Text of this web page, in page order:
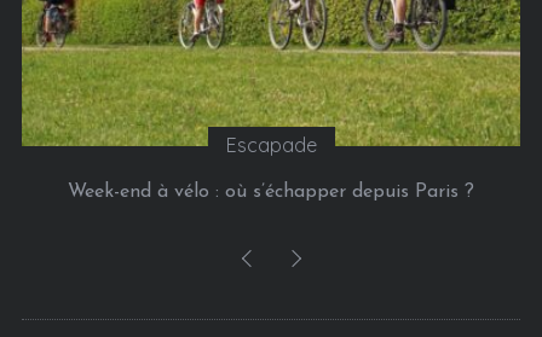
Escapade
Week-end à vélo : où s’échapper depuis Paris ?